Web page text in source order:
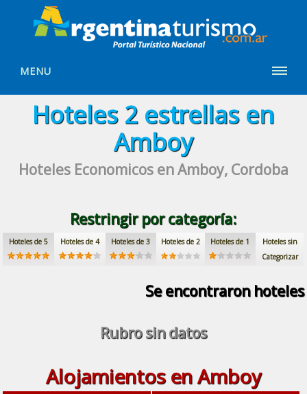
MENU
Hoteles 2 estrellasen
Amboy
Hoteles Economicosen Amboy, Cordoba
Restringir por categoría:
Hoteles de 5 Hoteles de 4 Hoteles de 3 Hoteles de 2 Hoteles de 1
Hoteles sin
Categorizar
Se encontraron hoteles
Rubro sin datos
Alojamientos en Amboy